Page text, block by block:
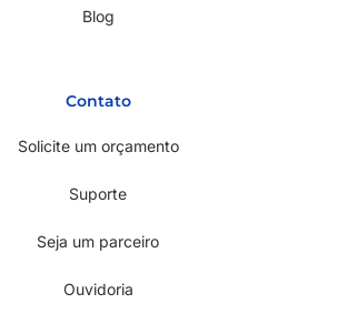
Blog
Contato
Solicite um orçamento
Suporte
Seja um parceiro
Ouvidoria